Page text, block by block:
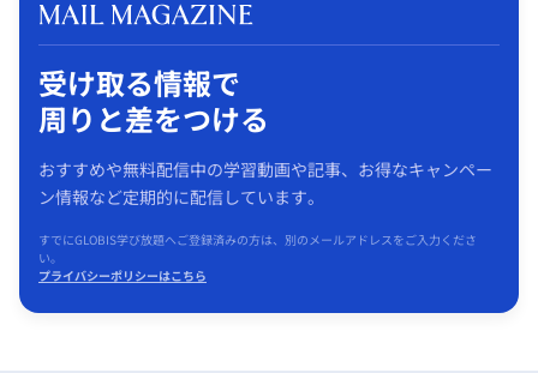
受け取る情報で
周りと差をつける
おすすめや無料配信中の学習動画や記事、お得なキャンペー
ン情報など定期的に配信しています。
すでにGLOBIS学び放題へご登録済みの方は、別のメールアドレスをご入力くださ
い。
プライバシーポリシーはこちら